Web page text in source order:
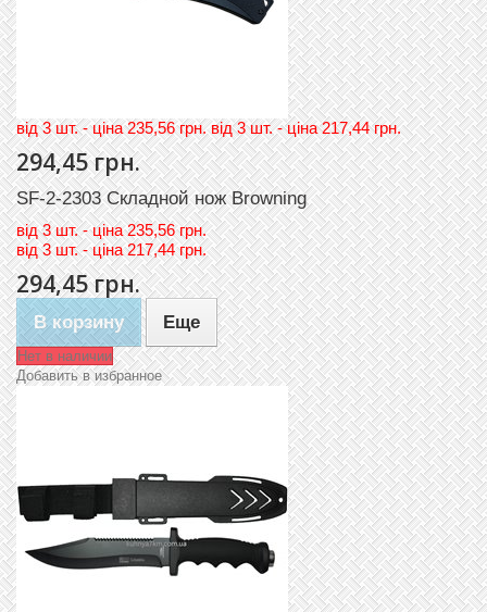
вiд 3 шт. - цiна 235,56 грн. вiд 3 шт. - цiна 217,44 грн.
294,45 грн.
SF-2-2303 Складной нож Browning
вiд3 шт. - цiна 235,56 грн.
вiд3 шт. - цiна 217,44 грн.
294,45 грн.
В корзину Еще
Нет в наличии
Добавить в избранное